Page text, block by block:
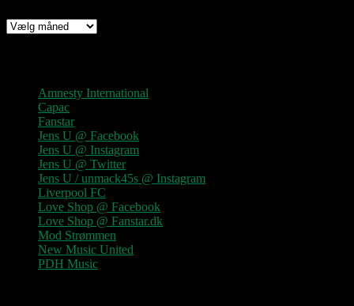
Arkiv
Amnesty International
Capac
Fanstar
Jens U @ Facebook
Jens U @ Instagram
Jens U @ Twitter
Jens U / unmack45s @ Instagram
Liverpool FC
Love Shop @ Facebook
Love Shop @ Fanstar.dk
Mod Strømmen
New Music United
PDH Music